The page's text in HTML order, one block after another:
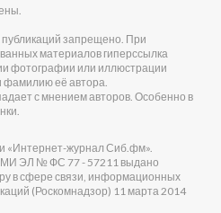
публикаций запрещено. При
материалов гиперссылка
фотографии или иллюстрации
фамилию её автора.
с мнением авторов. Особенно в
«Интернет-журнал Сиб.фм».
ЭЛ № ФС 77 - 57211 выдано
в сфере связи, информационных
(Роскомнадзор) 11 марта 2014